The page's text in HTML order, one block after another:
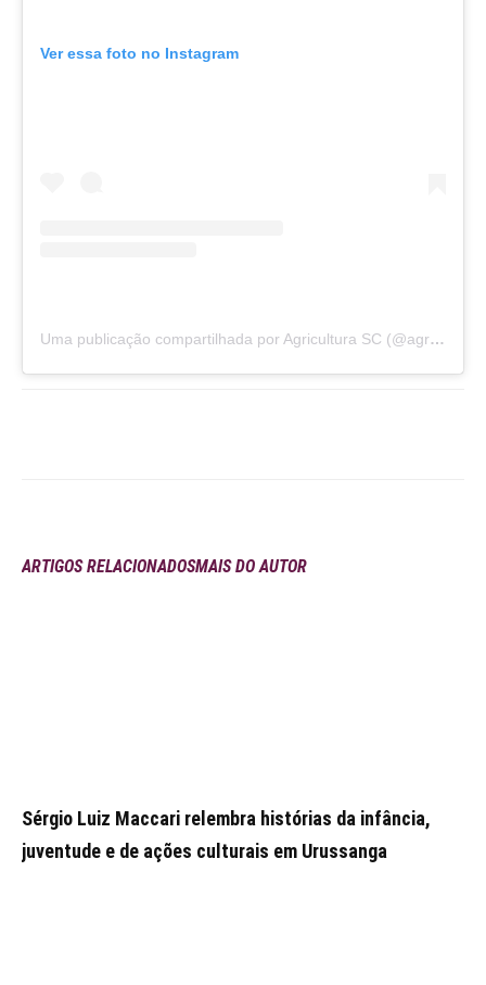
Ver essa foto no Instagram
Uma publicação compartilhada por Agricultura SC (@agricultura.sc)
ARTIGOS RELACIONADOSMAIS DO AUTOR
Sérgio Luiz Maccari relembra histórias da infância,
juventude e de ações culturais em Urussanga